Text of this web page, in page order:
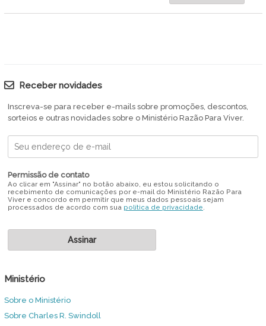
Receber novidades
Inscreva-se para receber e-mails sobre promoções, descontos,
sorteios e outras novidades sobre o Ministério Razão Para Viver.
Permissão de contato
Ao clicar em "Assinar" no botão abaixo, eu estou solicitando o
recebimento de comunicações por e-mail do Ministério Razão Para
Viver e concordo em permitir que meus dados pessoais sejam
processados de acordo com sua política de privacidade.
Ministério
Sobre o Ministério
Sobre Charles R. Swindoll